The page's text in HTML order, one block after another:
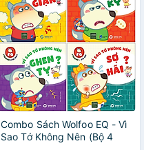
Combo Sách Wolfoo EQ - Vì
Sao Tớ Không Nên (Bộ 4